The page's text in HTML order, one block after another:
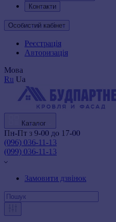
Контакти
Особистий кабінет
Реєстрація
Авторизація
Мова
Ru Ua
Каталог
Пн-Пт з 9-00 до 17-00
(096) 036-11-13
(099) 036-11-13
Замовити дзвінок